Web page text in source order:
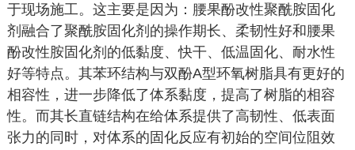
于现场施工。这主要是因为：腰果酚改性聚酰胺固化
剂融合了聚酰胺固化剂的操作期长、柔韧性好和腰果
酚改性胺固化剂的低黏度、快干、低温固化、耐水性
好等特点。其苯环结构与双酚A型环氧树脂具有更好的
相容性，进一步降低了体系黏度，提高了树脂的相容
性。而其长直链结构在给体系提供了高韧性、低表面
张力的同时，对体系的固化反应有初始的空间位阻效